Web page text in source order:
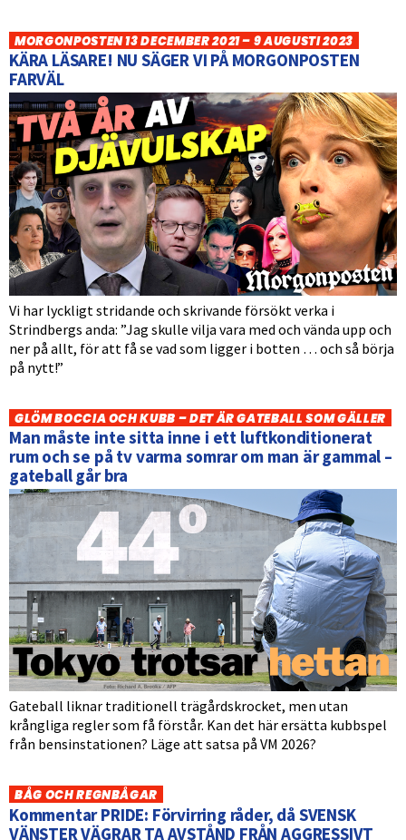
MORGONPOSTEN 13 DECEMBER 2021 – 9 AUGUSTI 2023
KÄRA LÄSARE! NU SÄGER VI PÅ MORGONPOSTEN
FARVÄL
Vi har lyckligt stridande och skrivande försökt verka i
Strindbergs anda: ”Jag skulle vilja vara med och vända upp och
ner på allt, för att få se vad som ligger i botten … och så börja
på nytt!”
GLÖM BOCCIA OCH KUBB – DET ÄR GATEBALL SOM GÄLLER
Man måste inte sitta inne i ett luftkonditionerat
rum och se på tv varma somrar om man är gammal –
gateball går bra
Gateball liknar traditionell trägårdskrocket, men utan
krångliga regler som få förstår. Kan det här ersätta kubbspel
från bensinstationen? Läge att satsa på VM 2026?
BÅG OCH REGNBÅGAR
Kommentar PRIDE: Förvirring råder, då SVENSK
VÄNSTER VÄGRAR TA AVSTÅND FRÅN AGGRESSIVT